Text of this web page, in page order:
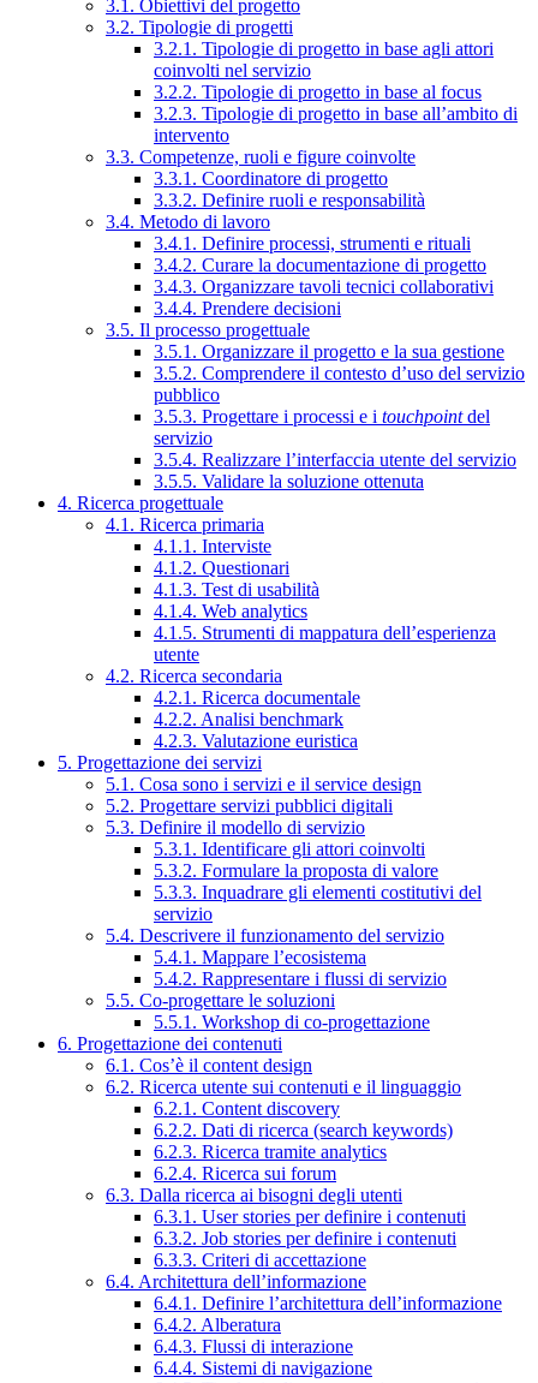
3.1. Obiettivi del progetto
3.2. Tipologie di progetti
3.2.1. Tipologie di progetto in base agli attori
coinvolti nel servizio
3.2.2. Tipologie di progetto in base al focus
3.2.3. Tipologie di progetto in base all’ambito di
intervento
3.3. Competenze, ruoli e figure coinvolte
3.3.1. Coordinatore di progetto
3.3.2. Definire ruoli e responsabilità
3.4. Metodo di lavoro
3.4.1. Definire processi, strumenti e rituali
3.4.2. Curare la documentazione di progetto
3.4.3. Organizzare tavoli tecnici collaborativi
3.4.4. Prendere decisioni
3.5. Il processo progettuale
3.5.1. Organizzare il progetto e la sua gestione
3.5.2. Comprendere il contesto d’uso del servizio
pubblico
3.5.3. Progettare i processi e i touchpointdel
servizio
3.5.4. Realizzare l’interfaccia utente del servizio
3.5.5. Validare la soluzione ottenuta
4. Ricerca progettuale
4.1. Ricerca primaria
4.1.1. Interviste
4.1.2. Questionari
4.1.3. Test di usabilità
4.1.4. Web analytics
4.1.5. Strumenti di mappatura dell’esperienza
utente
4.2. Ricerca secondaria
4.2.1. Ricerca documentale
4.2.2. Analisi benchmark
4.2.3. Valutazione euristica
5. Progettazione dei servizi
5.1. Cosa sono i servizi e il service design
5.2. Progettare servizi pubblici digitali
5.3. Definire il modello di servizio
5.3.1. Identificare gli attori coinvolti
5.3.2. Formulare la proposta di valore
5.3.3. Inquadrare gli elementi costitutivi del
servizio
5.4. Descrivere il funzionamento del servizio
5.4.1. Mappare l’ecosistema
5.4.2. Rappresentare i flussi di servizio
5.5. Co-progettare le soluzioni
5.5.1. Workshop di co-progettazione
6. Progettazione dei contenuti
6.1. Cos’è il content design
6.2. Ricerca utente sui contenuti e il linguaggio
6.2.1. Content discovery
6.2.2. Dati di ricerca (search keywords)
6.2.3. Ricerca tramite analytics
6.2.4. Ricerca sui forum
6.3. Dalla ricerca ai bisogni degli utenti
6.3.1. User stories per definire i contenuti
6.3.2. Job stories per definire i contenuti
6.3.3. Criteri di accettazione
6.4. Architettura dell’informazione
6.4.1. Definire l’architettura dell’informazione
6.4.2. Alberatura
6.4.3. Flussi di interazione
6.4.4. Sistemi di navigazione